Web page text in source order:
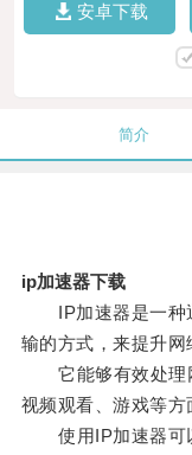
安卓下载
简介
ip加速器下载
IP加速器是一种
输的方式，来提升网
它能够有效处理网
视频观看、游戏等方
使用IP加速器可